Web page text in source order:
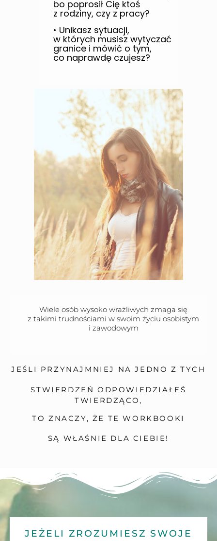
bo poprosił Cię ktoś
z rodziny, czy z pracy?
• Unikasz sytuacji,
w których musisz wytyczać
granice i mówić o tym,
co naprawdę czujesz?
Wiele osób wysoko wrażliwych zmaga się
z takimi trudnościami w swoim życiu osobistym
i zawodowym
JEŚLI PRZYNAJMNIEJ NA JEDNO Z TYCH
STWIERDZEŃ ODPOWIEDZIAŁEŚ
TWIERDZĄCO,
TO ZNACZY, ŻE TE WORKBOOKI
SĄ WŁAŚNIE DLA CIEBIE!
JEŻELI ZROZUMIESZ SWOJE